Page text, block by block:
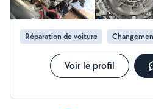
Réparation de voiture
Voir le profil